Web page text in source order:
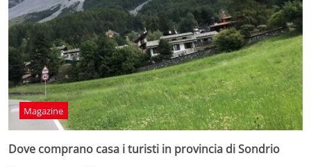
Magazine
Dove comprano casa i turisti in provincia di Sondrio